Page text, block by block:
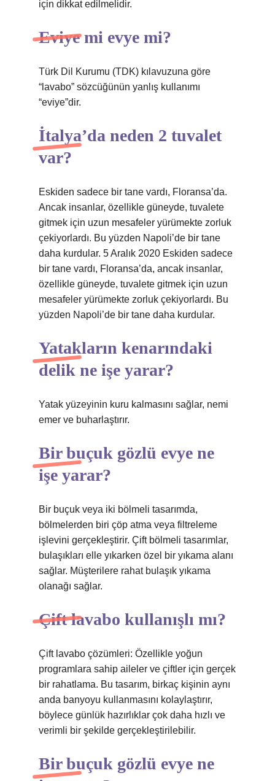
için dikkat edilmelidir.
Eviye mi evye mi?
Türk Dil Kurumu (TDK) kılavuzuna göre
“lavabo” sözcüğünün yanlış kullanımı
“eviye”dir.
İtalya’da neden 2 tuvalet
var?
Eskiden sadece bir tane vardı, Floransa’da.
Ancak insanlar, özellikle güneyde, tuvalete
gitmek için uzun mesafeler yürümekte zorluk
çekiyorlardı. Bu yüzden Napoli’de bir tane
daha kurdular. 5 Aralık 2020 Eskiden sadece
bir tane vardı, Floransa’da, ancak insanlar,
özellikle güneyde, tuvalete gitmek için uzun
mesafeler yürümekte zorluk çekiyorlardı. Bu
yüzden Napoli’de bir tane daha kurdular.
Yatakların kenarındaki
delik ne işe yarar?
Yatak yüzeyinin kuru kalmasını sağlar, nemi
emer ve buharlaştırır.
Bir buçuk gözlü evye ne
işe yarar?
Bir buçuk veya iki bölmeli tasarımda,
bölmelerden biri çöp atma veya filtreleme
işlevini gerçekleştirir. Çift bölmeli tasarımlar,
bulaşıkları elle yıkarken özel bir yıkama alanı
sağlar. Müşterilere rahat bulaşık yıkama
olanağı sağlar.
Çift lavabo kullanışlı mı?
Çift lavabo çözümleri: Özellikle yoğun
programlara sahip aileler ve çiftler için gerçek
bir rahatlama. Bu tasarım, birkaç kişinin aynı
anda banyoyu kullanmasını kolaylaştırır,
böylece günlük hazırlıklar çok daha hızlı ve
verimli bir şekilde gerçekleştirilebilir.
Bir buçuk gözlü evye ne